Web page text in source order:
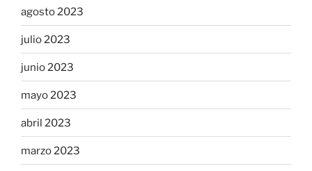
agosto 2023
julio 2023
junio 2023
mayo 2023
abril 2023
marzo 2023